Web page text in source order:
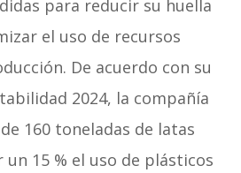
para reducir su huella
el uso de recursos
De acuerdo con su
2024, la compañía
160 toneladas de latas
15 % el uso de plásticos